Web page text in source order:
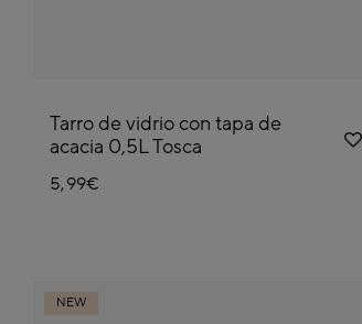
Tarro de vidrio con tapa de
acacia 0,5L Tosca
5,99€
NEW